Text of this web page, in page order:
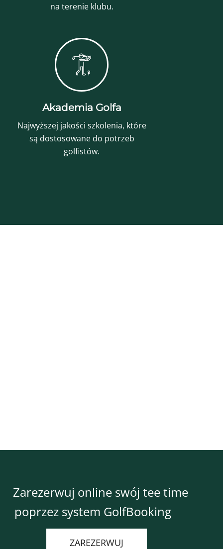
na terenie klubu.
Akademia Golfa
Najwyższej jakości szkolenia, które
są dostosowane do potrzeb
golfistów.
Zarezerwuj online swój tee time
poprzez system GolfBooking
ZAREZERWUJ